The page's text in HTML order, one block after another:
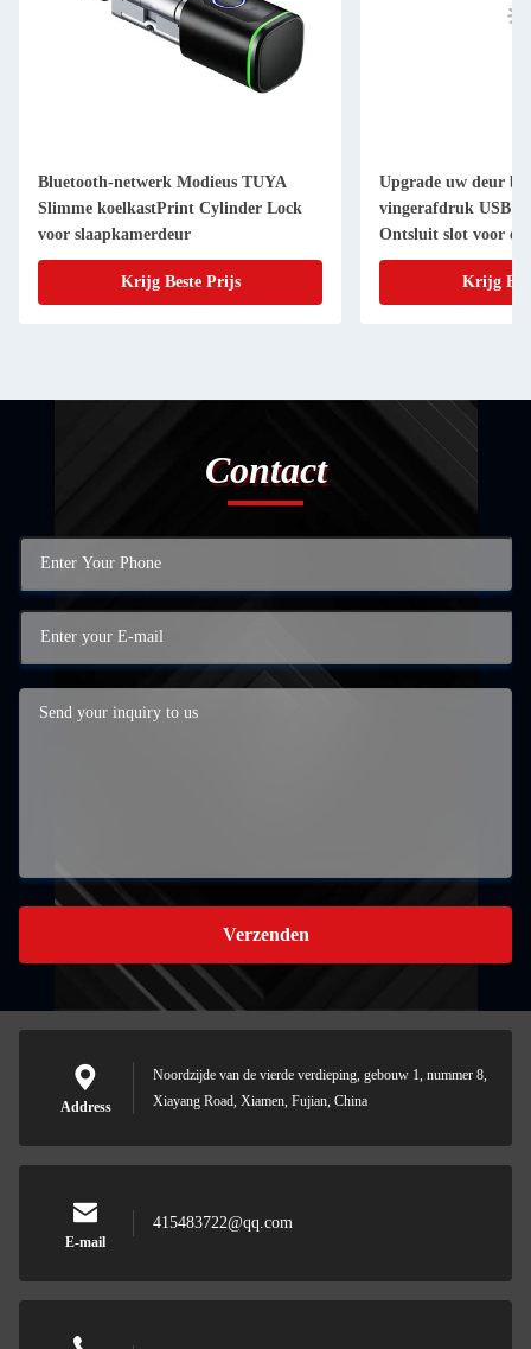
Bluetooth-netwerk Modieus TUYA
Slimme koelkastPrint Cylinder Lock
voor slaapkamerdeur
Krijg Beste Prijs
Upgrade uw deur
vingerafdruk USB
Ontsluit slot voor
Krijg
Contact
Verzenden
Address
Noordzijde van de vierde verdieping, gebouw 1, nummer 8,
Xiayang Road, Xiamen, Fujian, China
E-mail
415483722@qq.com